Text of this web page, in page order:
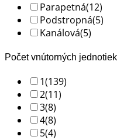
Parapetná(12)
Podstropná(5)
Kanálová(5)
Počet vnútorných jednotiek
1(139)
2(11)
3(8)
4(8)
5(4)